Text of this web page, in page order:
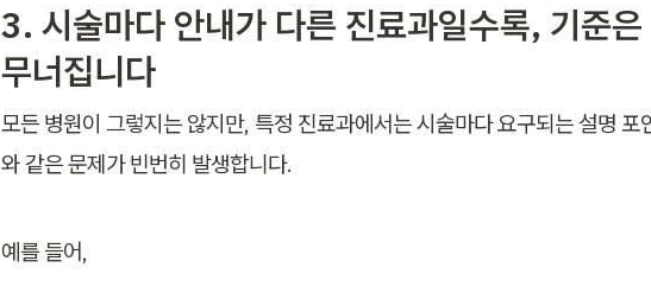
3. 시술마다 안내가 다른 진료과일수록, 기준
무너집니다
모든 병원이 그렇지는 않지만, 특정 진료과에서는 시술마다 요구되는 설명 포
와 같은 문제가 빈번히 발생합니다.
예를 들어,